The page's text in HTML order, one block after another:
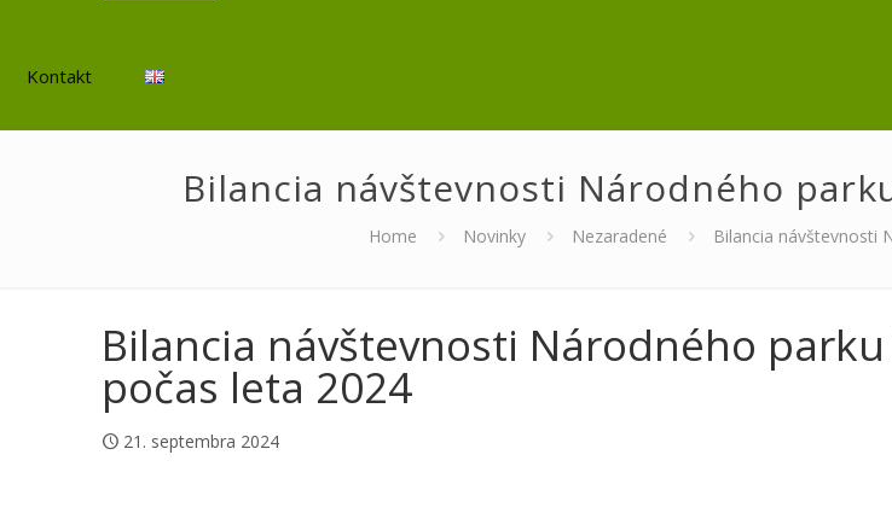
Kontakt
Bilancia návštevnosti Národného
Home Novinky Nezaradené Bilancia návštevnosti
Bilancia návštevnosti Národného parku
počas leta 2024
21. septembra 2024